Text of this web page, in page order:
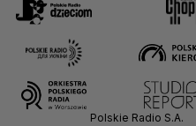
Polskie Radio S.A.